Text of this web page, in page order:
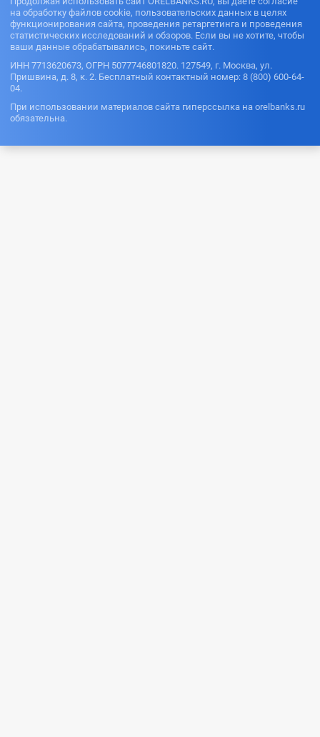
на обработку файлов cookie, пользовательских данных в целях
функционирования сайта, проведения ретаргетинга и проведения
статистических исследований и обзоров. Если вы не хотите, чтобы
ваши данные обрабатывались, покиньте сайт.
ИНН 7713620673, ОГРН 5077746801820. 127549, г. Москва, ул.
Пришвина, д. 8, к. 2. Бесплатный контактный номер: 8 (800) 600-64-
04.
При использовании материалов сайта гиперссылка на orelbanks.ru
обязательна.